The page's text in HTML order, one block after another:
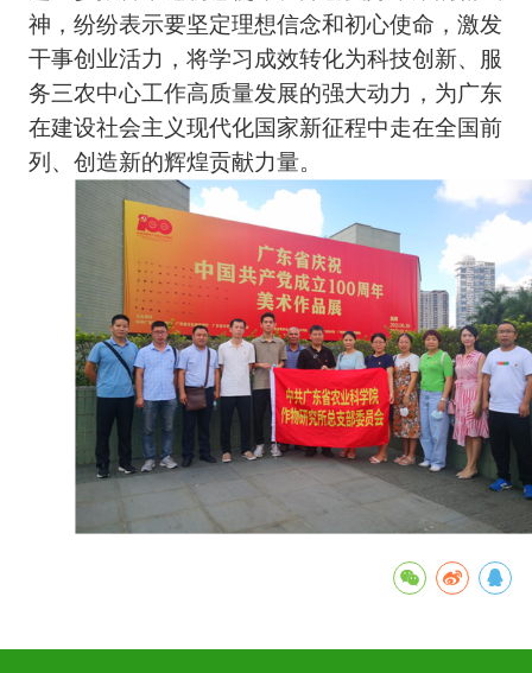
神，纷纷表示要坚定理想信念和初心使命，激发
干事创业活力，将学习成效转化为科技创新、服
务三农中心工作高质量发展的强大动力，为广东
在建设社会主义现代化国家新征程中走在全国前
列、创造新的辉煌贡献力量。